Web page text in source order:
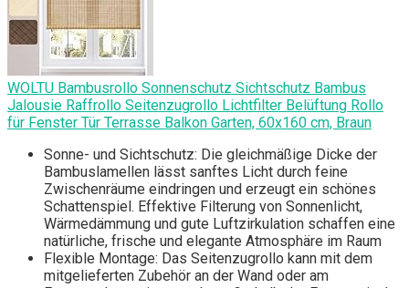
WOLTU Bambusrollo Sonnenschutz Sichtschutz Bambus
Jalousie Raffrollo Seitenzugrollo Lichtfilter Belüftung Rollo
für Fenster Tür Terrasse Balkon Garten, 60x160 cm, Braun
Sonne- und Sichtschutz: Die gleichmäßige Dicke der
Bambuslamellen lässt sanftes Licht durch feine
Zwischenräume eindringen und erzeugt ein schönes
Schattenspiel. Effektive Filterung von Sonnenlicht,
Wärmedämmung und gute Luftzirkulation schaffen eine
natürliche, frische und elegante Atmosphäre im Raum
Flexible Montage: Das Seitenzugrollo kann mit dem
mitgelieferten Zubehör an der Wand oder am